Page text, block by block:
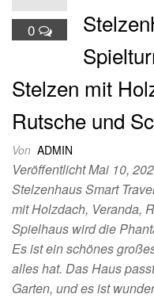
0
Stelzen mit
Rutsche und
Von ADMIN
Veröffentlicht Mai 10,
Stelzenhaus Smart
mit Holzdach, Veranda,
Spielhaus wird die
Es ist ein schönes
alles hat. Das Haus
Garten, und es ist